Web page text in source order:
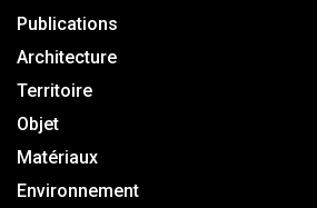
Publications
Architecture
Territoire
Objet
Matériaux
Environnement